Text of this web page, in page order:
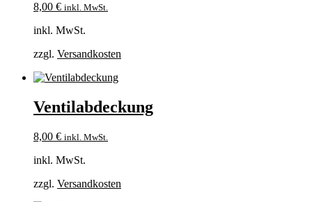
8,00 € inkl. MwSt.
inkl. MwSt.
zzgl. Versandkosten
Ventilabdeckung
8,00 € inkl. MwSt.
inkl. MwSt.
zzgl. Versandkosten